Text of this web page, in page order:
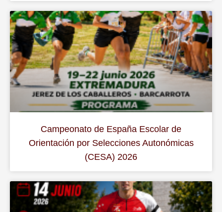
Campeonato de España Escolar de
Orientación por Selecciones Autonómicas
(CESA) 2026